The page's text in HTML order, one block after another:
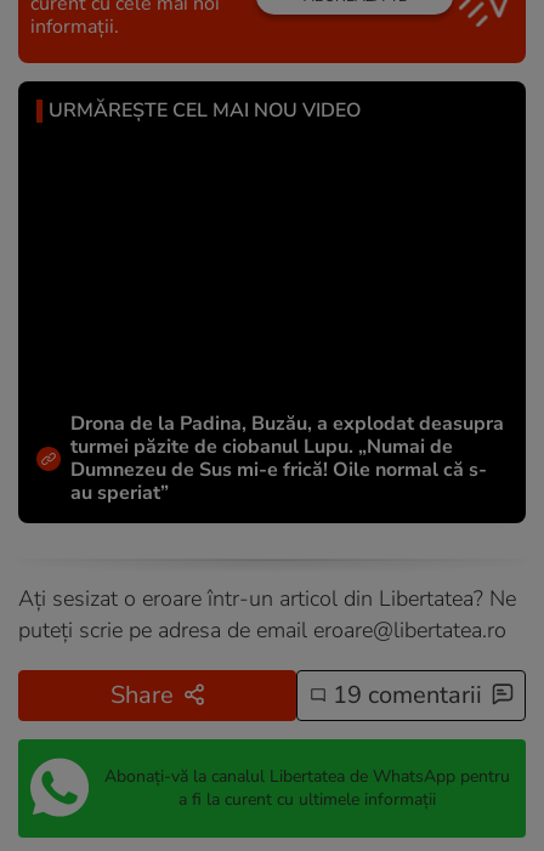
informații.
URMĂREȘTE CEL MAI NOU VIDEO
Drona de la Padina, Buzău, a explodat deasupra
turmei păzite de ciobanul Lupu. „Numai de
Dumnezeu de Sus mi-e frică! Oile normal că s-
au speriat”
Ați sesizat o eroare într-un articol din Libertatea? Ne
puteți scrie pe adresa de email eroare@libertatea.ro
Share 19 comentarii
Abonați-vă la canalul Libertatea de WhatsApp pentru
a fi la curent cu ultimele informații